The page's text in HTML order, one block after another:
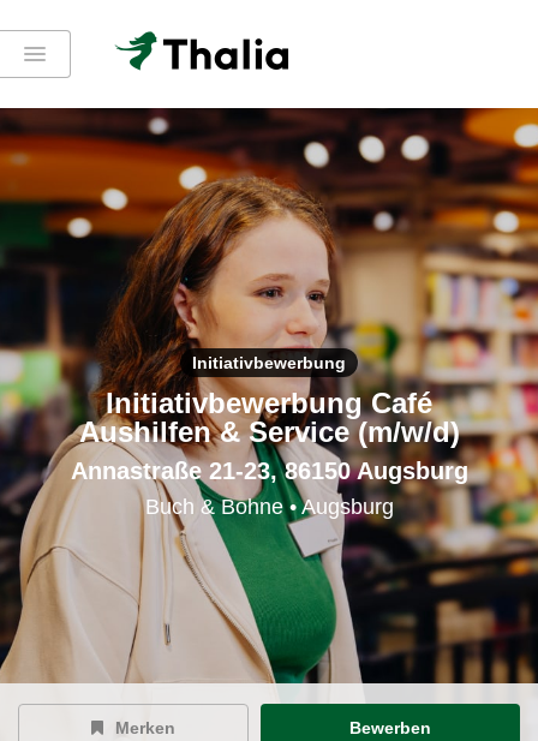
Initiativbewerbung
Initiativbewerbung Café
Aushilfen & Service (m/w/d)
Annastraße 21-23, 86150 Augsburg
Buch & Bohne • Augsburg
Merken Bewerben